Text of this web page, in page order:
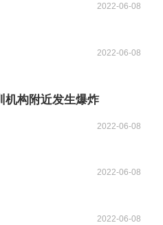
2022-06-08
2022-06-08
机构附近发生爆炸
2022-06-08
2022-06-08
2022-06-08